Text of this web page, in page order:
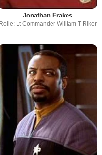
Jonathan Frakes
Rolle: Lt Commander William T Riker